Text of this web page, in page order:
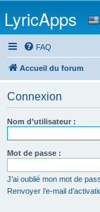
LyricApps
FAQ
Accueil du forum
Connexion
Nom d’utilisateur :
Mot de passe :
J’ai oublié mon mot de
Renvoyer l’e-mail